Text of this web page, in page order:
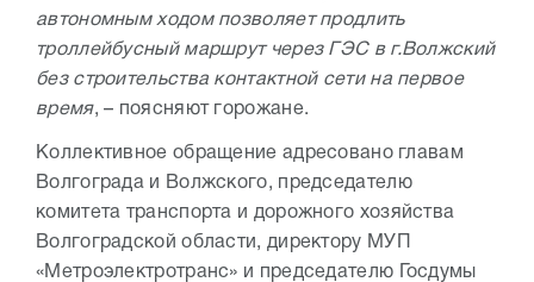
автономным ходом позволяет продлить
троллейбусный маршрут через ГЭС в г.Волжский
без строительства контактной сети на первое
время, – поясняют горожане.
Коллективное обращение адресовано главам
Волгограда и Волжского, председателю
комитета транспорта и дорожного хозяйства
Волгоградской области, директору МУП
«Метроэлектротранс» и председателю Госдумы